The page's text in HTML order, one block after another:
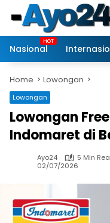
content
Nasional
Home Lowongan
Lowongan
Lowongan
Indomaret di
Ayo24
5 Min
02/07/2026